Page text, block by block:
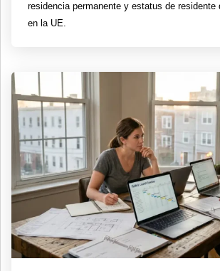
residencia permanente y estatus de residente
en la UE.